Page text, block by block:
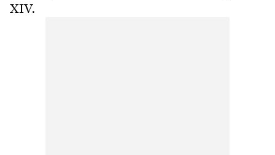
XIV.